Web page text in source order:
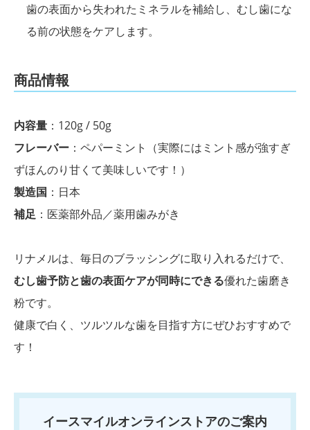
歯の表面から失われたミネラルを補給し、むし歯にな
る前の状態をケアします。
商品情報
内容量 ：120g / 50g
フレーバー ：ペパーミント（実際にはミント感が強すぎ
ずほんのり甘くて美味しいです！）
製造国 ：日本
補足 ：医薬部外品／薬用歯みがき
リナメルは、毎日のブラッシングに取り入れるだけで、
むし歯予防と歯の表面ケアが同時にできる優れた歯磨き
粉です。
健康で白く、ツルツルな歯を目指す方にぜひおすすめで
す！
イースマイルオンラインストアのご案内